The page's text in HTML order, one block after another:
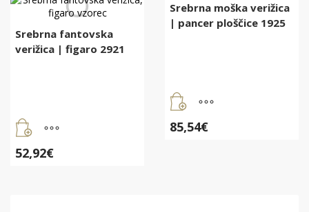
Srebrna fantovska
verižica | figaro 2921
52,92€
Srebrna moška verižica
| pancer ploščice 1925
85,54€